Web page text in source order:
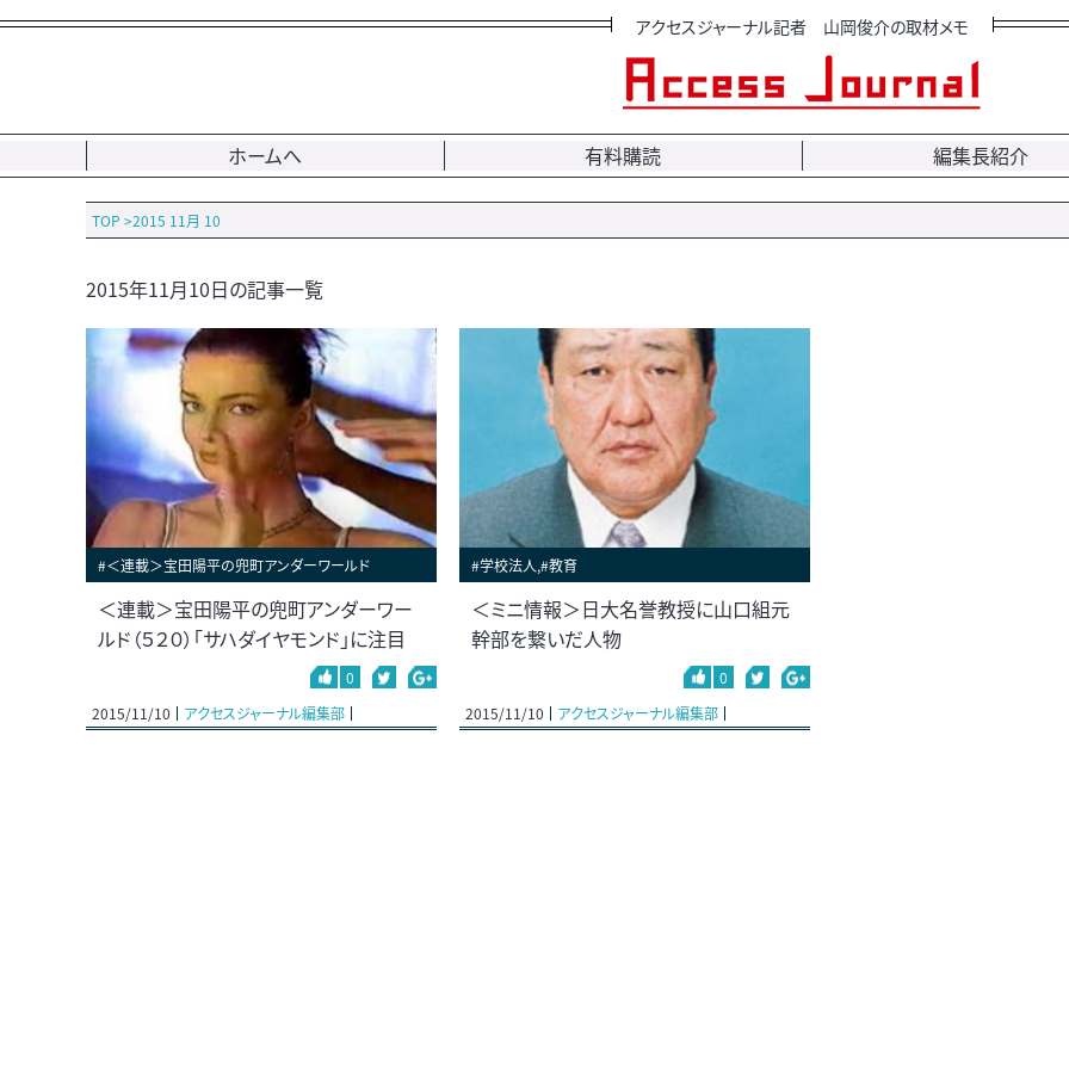
アクセスジャーナル記者 山岡俊介の取材メモ
ホームへ 有料購読 編集長紹介
TOP >2015 11月 10
2015年11月10日の記事一覧
#＜連載＞宝田陽平の兜町アンダーワールド
＜連載＞宝田陽平の兜町アンダーワー
ルド（５２０）｢サハダイヤモンド」に注目
0
2015/11/10
アクセスジャーナル編集部
#学校法人,#教育
＜ミニ情報＞日大名誉教授に山口組元
幹部を繋いだ人物
0
2015/11/10
アクセスジャーナル編集部